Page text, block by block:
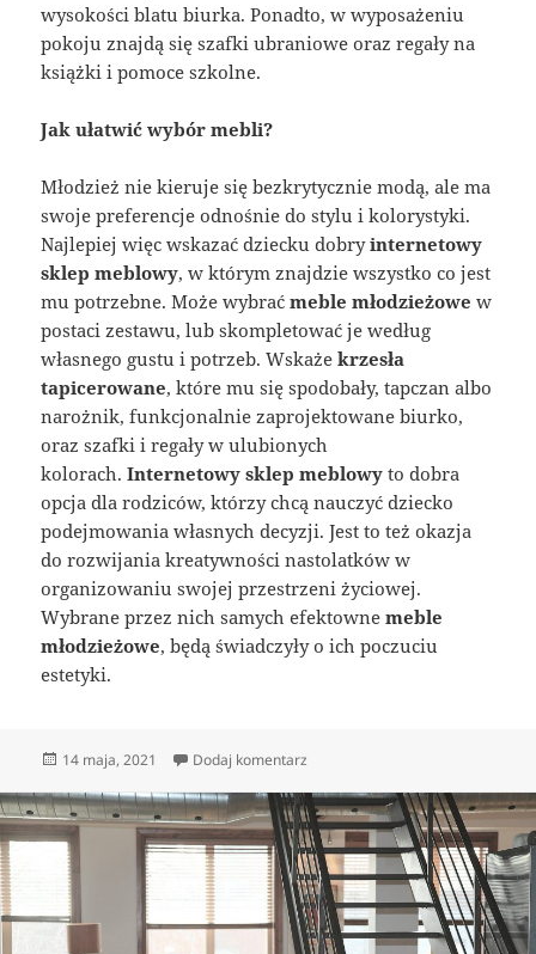
wysokości blatu biurka. Ponadto, w wyposażeniu
pokoju znajdą się szafki ubraniowe oraz regały na
książki i pomoce szkolne.
Jak ułatwić wybór mebli?
Młodzież nie kieruje się bezkrytycznie modą, ale ma
swoje preferencje odnośnie do stylu i kolorystyki.
Najlepiej więc wskazać dziecku dobryinternetowy
sklep meblowy, w którym znajdzie wszystko co jest
mu potrzebne. Może wybraćmeble młodzieżowe w
postaci zestawu, lub skompletować je według
własnego gustu i potrzeb. Wskażekrzesła
tapicerowane, które mu się spodobały, tapczan albo
narożnik, funkcjonalnie zaprojektowane biurko,
oraz szafki i regały w ulubionych
kolorach. Internetowy sklep meblowy to dobra
opcja dla rodziców, którzy chcą nauczyć dziecko
podejmowania własnych decyzji. Jest to też okazja
do rozwijania kreatywności nastolatków w
organizowaniu swojej przestrzeni życiowej.
Wybrane przez nich samych efektownemeble
młodzieżowe, będą świadczyły o ich poczuciu
estetyki.
Opublikowano
14 maja, 2021 Dodaj komentarz